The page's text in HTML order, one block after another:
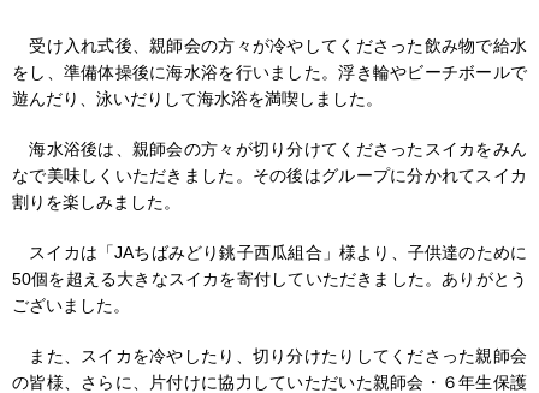
受け入れ式後、親師会の方々が冷やしてくださった飲み物で給水
をし、準備体操後に海水浴を行いました。浮き輪やビーチボールで
遊んだり、泳いだりして海水浴を満喫しました。
海水浴後は、親師会の方々が切り分けてくださったスイカをみん
なで美味しくいただきました。その後はグループに分かれてスイカ
割りを楽しみました。
スイカは「JAちばみどり銚子西瓜組合」様より、子供達のために
50個を超える大きなスイカを寄付していただきました。ありがとう
ございました。
また、スイカを冷やしたり、切り分けたりしてくださった親師会
の皆様、さらに、片付けに協力していただいた親師会・６年生保護